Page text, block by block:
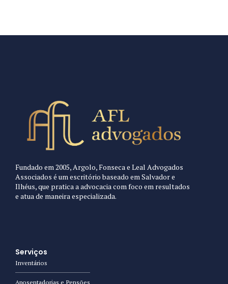
Fundado em 2005, Argolo, Fonseca e Leal Advogados
Associados é um escritório baseado em Salvador e
Ilhéus, que pratica a advocacia com foco em resultados
e atua de maneira especializada.
Serviços
Inventários
Aposentadorias e Pensões